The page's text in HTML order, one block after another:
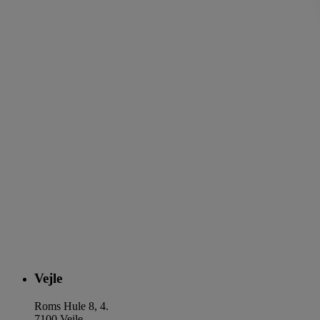
Vejle
Roms Hule 8, 4.